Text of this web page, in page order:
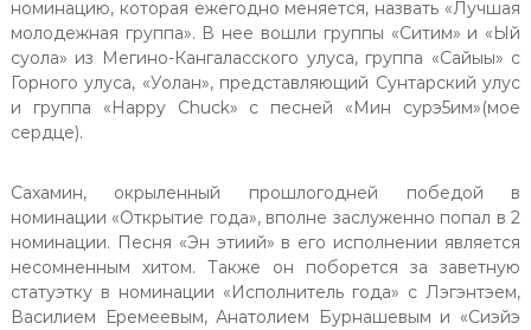
номинацию, которая ежегодно меняется, назвать «Лучшая
молодежная группа». В нее вошли группы «Ситим» и «Ый
суола» из Мегино-Кангаласского улуса, группа «Сайыы» с
Горного улуса, «Уолан», представляющий Сунтарский улус
и группа «Happy Chuck» с песней «Мин сурэ5им»(мое
сердце).
Сахамин, окрыленный прошлогодней победой в
номинации «Открытие года», вполне заслуженно попал в 2
номинации. Песня «Эн этиий» в его исполнении является
несомненным хитом. Также он поборется за заветную
статуэтку в номинации «Исполнитель года» с Лэгэнтэем,
Василием Еремеевым, Анатолием Бурнашевым и «Сиэйэ